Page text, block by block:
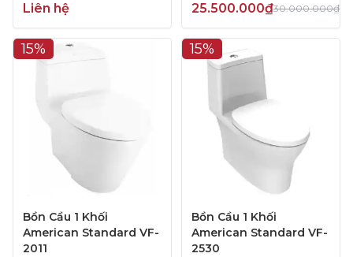
Liên hệ 25.500.000₫30.000.000₫
15%
Bồn Cầu 1 Khối
American Standard VF-
2011
15%
Bồn Cầu 1 Khối
American Standard VF-
2530